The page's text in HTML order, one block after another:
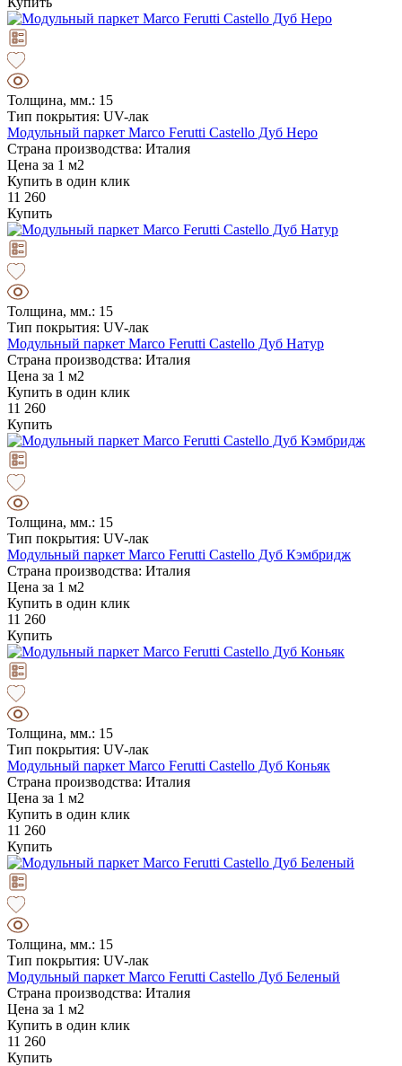
Толщина, мм.: 15
Тип покрытия: UV-лак
Модульный паркет Marco Ferutti Castello Дуб Неро
Страна производства: Италия
Цена за 1 м2
Купить в один клик
11 260
Купить
Толщина, мм.: 15
Тип покрытия: UV-лак
Модульный паркет Marco Ferutti Castello Дуб Натур
Страна производства: Италия
Цена за 1 м2
Купить в один клик
11 260
Купить
Толщина, мм.: 15
Тип покрытия: UV-лак
Модульный паркет Marco Ferutti Castello Дуб Кэмбридж
Страна производства: Италия
Цена за 1 м2
Купить в один клик
11 260
Купить
Толщина, мм.: 15
Тип покрытия: UV-лак
Модульный паркет Marco Ferutti Castello Дуб Коньяк
Страна производства: Италия
Цена за 1 м2
Купить в один клик
11 260
Купить
Толщина, мм.: 15
Тип покрытия: UV-лак
Модульный паркет Marco Ferutti Castello Дуб Беленый
Страна производства: Италия
Цена за 1 м2
Купить в один клик
11 260
Купить